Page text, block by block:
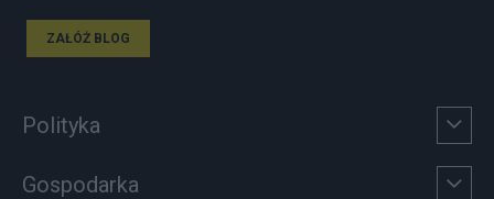
ZAŁÓŻ BLOG
Polityka
Gospodarka